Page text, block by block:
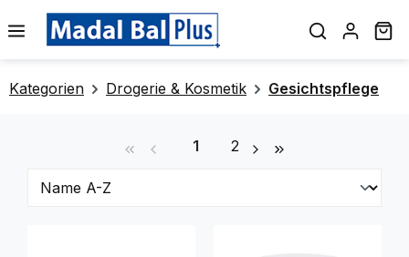
springen
Kategorien Drogerie & Kosmetik Gesichtspflege
Seite
1 Seite
2